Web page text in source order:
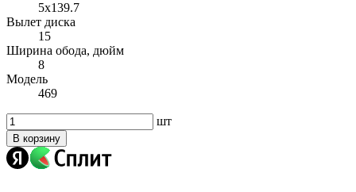
5x139.7
Вылет диска
15
Ширина обода, дюйм
8
Модель
469
шт
В корзину